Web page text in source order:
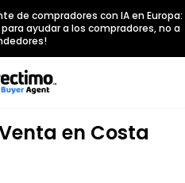
de compradores con IA en Europa:
ayudar a los compradores, no a
en Costa